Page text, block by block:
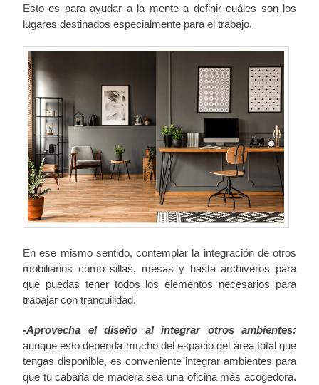
Esto es para ayudar a la mente a definir cuáles son los
lugares destinados especialmente para el trabajo.
En ese mismo sentido, contemplar la integración de otros
mobiliarios como sillas, mesas y hasta archiveros para
que puedas tener todos los elementos necesarios para
trabajar con tranquilidad.
-Aprovecha el diseño al integrar otros ambientes:
aunque esto dependa mucho del espacio del área total que
tengas disponible, es conveniente integrar ambientes para
que tu cabaña de madera sea una oficina más acogedora.